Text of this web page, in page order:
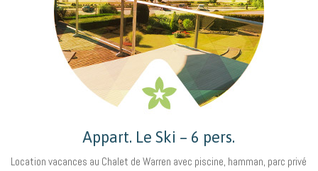
Appart. Le Ski – 6 pers.
Location vacances au Chalet de Warren avec piscine, hamman, parc privé